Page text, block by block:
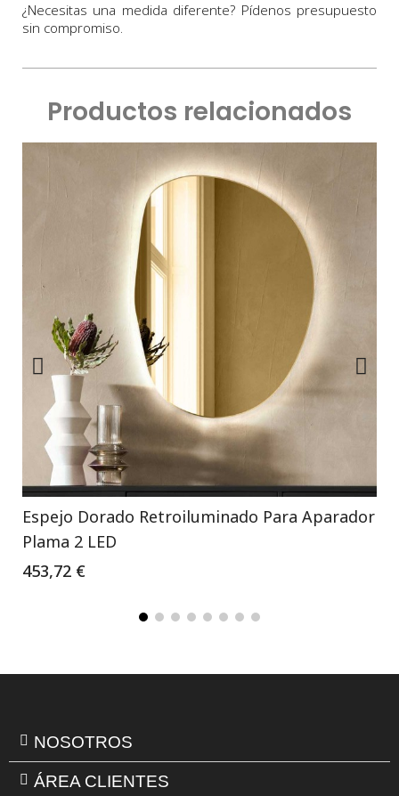
¿Necesitas una medida diferente? Pídenos presupuesto
sin compromiso.
Productos relacionados
Espejo Dorado Retroiluminado Para Aparador
Plama 2 LED
453,72 €
NOSOTROS
ÁREA CLIENTES